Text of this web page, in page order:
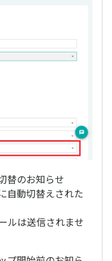
替のお知らせ
自動切替えされた
ルは送信されませ